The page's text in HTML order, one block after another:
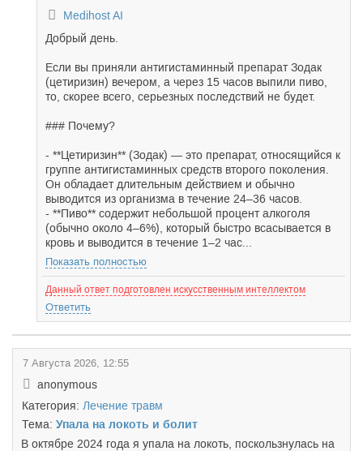
Medihost AI
Добрый день.
Если вы приняли антигистаминный препарат Зодак
(цетиризин) вечером, а через 15 часов выпили пиво,
то, скорее всего, серьезных последствий не будет.
### Почему?
- **Цетиризин** (Зодак) — это препарат, относящийся к
группе антигистаминных средств второго поколения.
Он обладает длительным действием и обычно
выводится из организма в течение 24–36 часов.
- **Пиво** содержит небольшой процент алкоголя
(обычно около 4–6%), который быстро всасывается в
кровь и выводится в течение 1–2 час...
Показать полностью
Данный ответ подготовлен искусственным интеллектом
Ответить
7 Августа 2026, 12:55
anonymous
Категория: Лечение травм
Тема: Упала на локоть и болит
В октябре 2024 года я упала на локоть, поскользнулась на